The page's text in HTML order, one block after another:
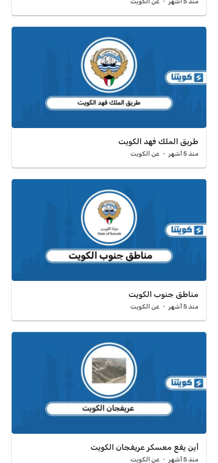
طريق الملك فهد الكويت
منذ 5 أشهر عن الكويت
مناطق جنوب الكويت
منذ 5 أشهر عن الكويت
أين يقع معسكر عريفجان الكويت
منذ 5 أشهر عن الكويت